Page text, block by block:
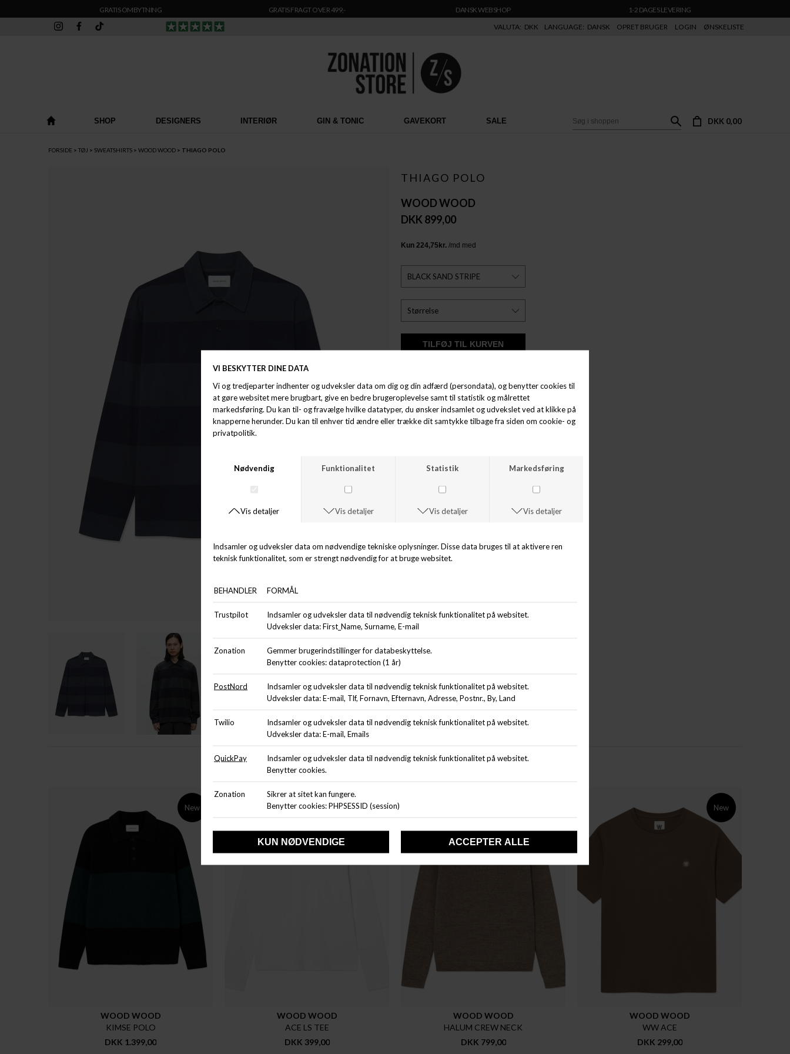
GRATIS OMBYTNING GRATIS FRAGT OVER 499,- DANSK WEBSHOP
1-2 DAGES LEVERING
LOGIN
ØNSKELISTE
OPRET BRUGER
DANSK
LANGUAGE:
DKK
VALUTA:
SHOP DESIGNERS INTERIØR GIN & TONIC GAVEKORT SALE DKK 0,00
FORSIDE TØJ SWEATSHIRTS WOOD WOOD THIAGO POLO
THIAGO POLO
WOOD WOOD
DKK 899,00
New
WOOD WOOD
KIMSE POLO
DKK 1.399,00
New
WOOD WOOD
ACE LS TEE
DKK 399,00
WOOD WOOD
HALUM CREW NECK
DKK 799,00
New
WOOD WOOD
WW ACE
DKK 299,00